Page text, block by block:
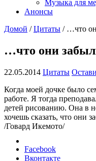
Музыка для
Анонсы
Домой / Цитаты / …что
…что они
22.05.2014 Цитаты
Когда моей дочке было
работе. Я тогда
детей рисованию. Она в
хочешь сказать, что они
/Говард Икемото/
Facebook
Вконтакте